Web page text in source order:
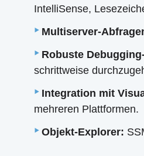
IntelliSense,
Multiserver-
Robuste
schrittweise
Integration mit
mehreren Plattformen.
Objekt-Explorer: